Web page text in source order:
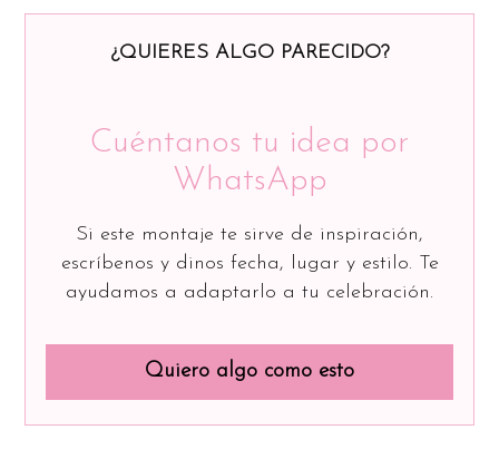
¿QUIERES ALGO PARECIDO?
Cuéntanos tu idea por
WhatsApp
Si este montaje te sirve de inspiración,
escríbenos y dinos fecha, lugar y estilo. Te
ayudamos a adaptarlo a tu celebración.
Quiero algo como esto